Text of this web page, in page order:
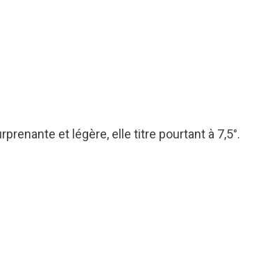
et légère, elle titre pourtant à 7,5°.